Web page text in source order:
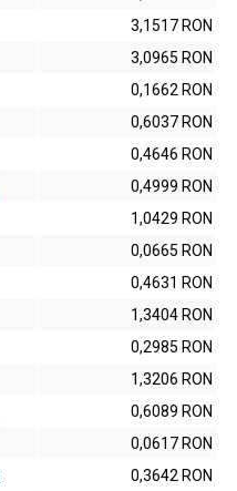
3,1517 RON
3,0965 RON
0,1662 RON
0,6037 RON
0,4646 RON
0,4999 RON
1,0429 RON
0,0665 RON
0,4631 RON
1,3404 RON
0,2985 RON
1,3206 RON
0,6089 RON
0,0617 RON
0,3642 RON